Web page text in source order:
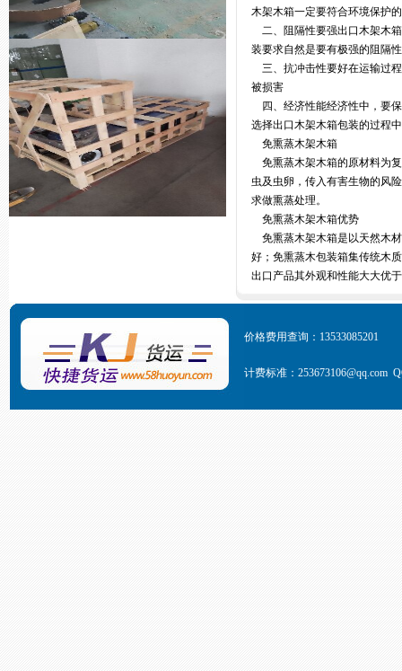
木架木箱一定要符合环境保护
二、阻隔性要强出口木架木
装要求自然是要有极强的阻隔
三、抗冲击性要好在运输过
被损害
四、经济性能经济性中，要
选择出口木架木箱包装的过程
免熏蒸木架木箱
免熏蒸木架木箱的原材料为
虫及虫卵，传入有害生物的风
求做熏蒸处理。
免熏蒸木架木箱优势
免熏蒸木架木箱是以天然木
好；免熏蒸木包装箱集传统木
出口产品其外观和性能大大优
价格费用查询：13533085201
计费标准 ：253673106@qq.com